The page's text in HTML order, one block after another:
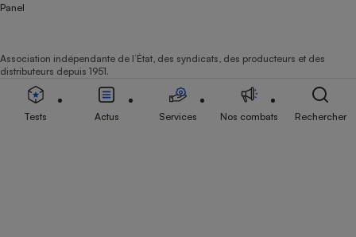
Panel
Association indépendante de l’État, des syndicats, des producteurs et des
distributeurs depuis 1951.
Tests Actus Services Nos combats Rechercher